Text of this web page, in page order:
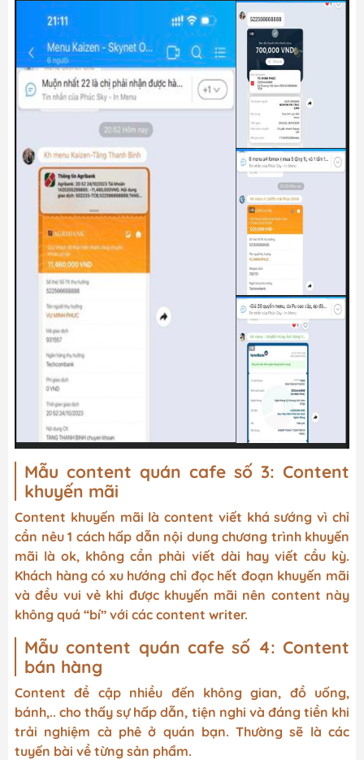
Mẫu content quán cafe số 3: Content
khuyến mãi
Content khuyến mãi là content viết khá sướng vì chỉ
cần nêu 1 cách hấp dẫn nội dung chương trình khuyến
mãi là ok, không cần phải viết dài hay viết cầu kỳ.
Khách hàng có xu hướng chỉ đọc hết đoạn khuyến mãi
và đều vui vẻ khi được khuyến mãi nên content này
không quá “bí” với các content writer.
Mẫu content quán cafe số 4: Content
bán hàng
Content đề cập nhiều đến không gian, đồ uống,
bánh,.. cho thấy sự hấp dẫn, tiện nghi và đáng tiền khi
trải nghiệm cà phê ở quán bạn. Thường sẽ là các
tuyến bài về từng sản phẩm.